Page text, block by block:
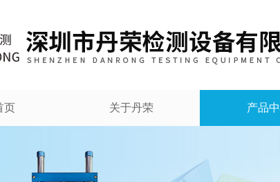
页 关于丹荣 产品